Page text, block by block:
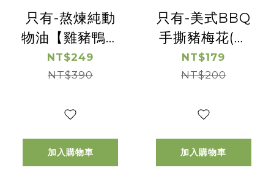
只有-熬煉純動
物油【雞豬鴨組
合】｜嘗鮮、試
用，兩不耽誤｜
NT$249
NT$390
加入購物車
只有-美式BBQ
手撕豬梅花(有
效日期
2026/9/23)
NT$179
NT$200
加入購物車